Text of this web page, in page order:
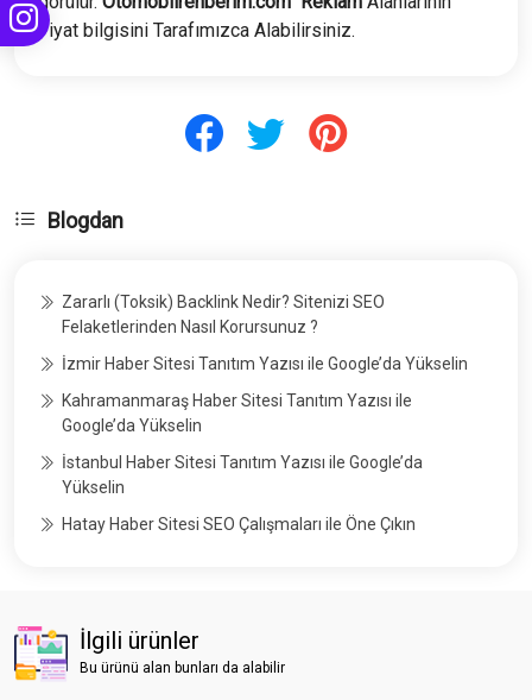
Fiyat bilgisini Tarafımızca Alabilirsiniz.
Blogdan
Zararlı (Toksik) Backlink Nedir? Sitenizi SEO
Felaketlerinden Nasıl Korursunuz ?
İzmir Haber Sitesi Tanıtım Yazısı ile Google’da Yükselin
Kahramanmaraş Haber Sitesi Tanıtım Yazısı ile
Google’da Yükselin
İstanbul Haber Sitesi Tanıtım Yazısı ile Google’da
Yükselin
Hatay Haber Sitesi SEO Çalışmaları ile Öne Çıkın
İlgili ürünler
Bu ürünü alan bunları da alabilir